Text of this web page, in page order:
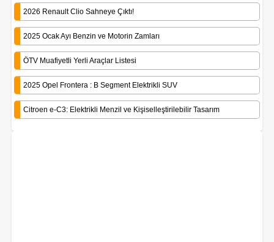
2026 Renault Clio Sahneye Çıktı!
2025 Ocak Ayı Benzin ve Motorin Zamları
ÖTV Muafiyetli Yerli Araçlar Listesi
2025 Opel Frontera : B Segment Elektrikli SUV
Citroen e-C3: Elektrikli Menzil ve Kişiselleştirilebilir Tasarım